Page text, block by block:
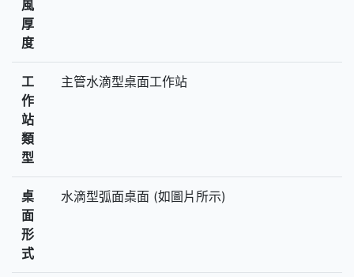
風
厚
度
工
作
站
類
型
主管水滴型桌面工作站
桌
面
形
式
水滴型弧面桌面 (如圖片所示)